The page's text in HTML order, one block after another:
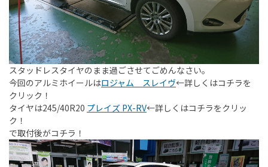
スタッドレスタイヤのまま過ごさせてごめんなさい。
今回のアルミホイールはロジャム スレイヴ←詳しくはコチラを
クリック！
タイヤは245/40R20 プレイズ PX-RV←詳しくはコチラをクリッ
ク！
で取付後がコチラ！